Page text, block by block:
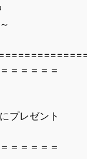
＝＝＝＝＝
プレゼント
＝＝＝＝＝